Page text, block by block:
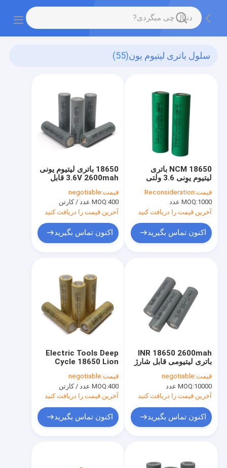
سلول باتری لیتیوم یون(55)
18650 باتری لیتیوم یونی
3.6V 2600mah قابل
قیمت:negotiable
MOQ:400 عدد / کارتن
آخرین قیمت را دریافت کنید
اکنون تماس بگیرید
NCM 18650 باتری
لیتیوم یونی 3.6 ولتی
ظرفیت بالا قابل شارژ
قیمت:Reconsideration
MOQ:1000 عدد
آخرین قیمت را دریافت کنید
اکنون تماس بگیرید
Electric Tools Deep
Cycle 18650 Lion
3.6V شارژی با توان بالا
قیمت:negotiable
MOQ:400 عدد / کارتن
آخرین قیمت را دریافت کنید
اکنون تماس بگیرید
INR 18650 2600mah
باتری لیتیومی قابل شارژ
الکتریکی
قیمت:negotiable
MOQ:10000 عدد
آخرین قیمت را دریافت کنید
اکنون تماس بگیرید